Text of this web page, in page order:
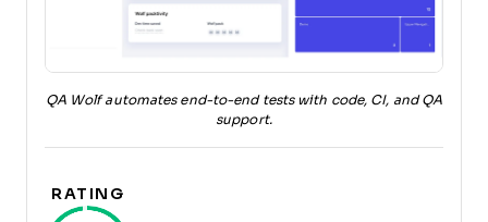
QA Wolf automates end-to-end tests with code, CI, and QA
support.
RATING